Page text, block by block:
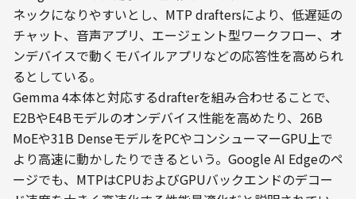
ネックになりやすいとし、MTP draftersにより、低遅延の
チャット、音声アプリ、エージェント型ワークフロー、オ
ンデバイスで動くモバイルアプリなどの応答性を高められ
るとしている。
Gemma 4本体と対応するdrafterを組み合わせることで、
E2BやE4Bモデルのオンデバイス性能を高めたり、26B
MoEや31B DenseモデルをPCやコンシューマーGPU上で
より高速に動かしたりできるという。Google AI Edgeのペ
ージでも、MTPはCPUおよびGPUバックエンドのデコー